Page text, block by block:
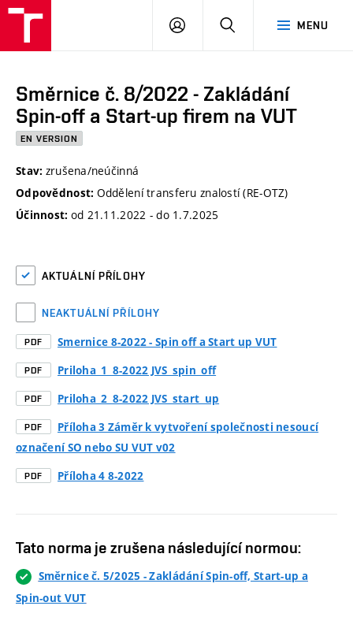
MENU
PŘIHLÁSIT
Směrnice č. 8/2022 - Zakládání
Spin-off a Start-up firem na VUT
EN VERSION
Stav: zrušena/neúčinná
Odpovědnost: Oddělení transferu znalostí (RE-OTZ)
Účinnost: od 21.11.2022 - do 1.7.2025
AKTUÁLNÍ PŘÍLOHY
NEAKTUÁLNÍ PŘÍLOHY
PDF Smernice 8-2022 - Spin off a Start up VUT
PDF Priloha_1_8-2022 JVS_spin_off
PDF Priloha_2_8-2022 JVS_start_up
PDF
Příloha 3 Záměr k vytvoření společnosti nesoucí
označení SO nebo SU VUT v02
PDF Příloha 4 8-2022
Tato norma je zrušena následující normou:
Směrnice č. 5/2025 - Zakládání Spin-off, Start-up a
Spin-out VUT